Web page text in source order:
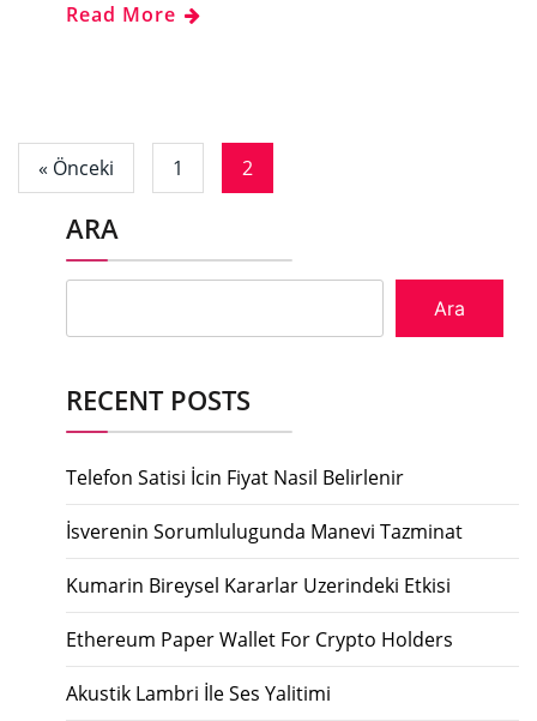
Read More
« Önceki 1 2
ARA
Ara
RECENT POSTS
Telefon Satisi İcin Fiyat Nasil Belirlenir
İsverenin Sorumlulugunda Manevi Tazminat
Kumarin Bireysel Kararlar Uzerindeki Etkisi
Ethereum Paper Wallet For Crypto Holders
Akustik Lambri İle Ses Yalitimi